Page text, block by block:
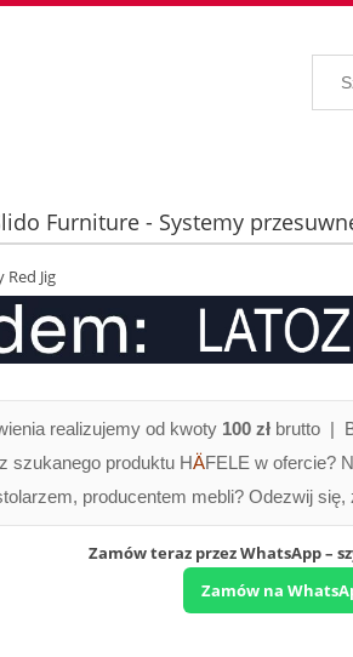
Furniture - Systemy
Red Jig
realizujemy od kwoty 100 złbrutto |
szukanego produktu HÄFELE w ofercie?
producentem mebli? Odezwij
Zamów teraz przez WhatsApp –
Zamów na